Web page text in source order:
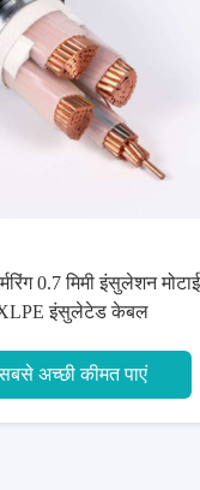
0.7 मिमी इंसुलेशन मोटाई
इंसुलेटेड केबल
अच्छी कीमत पाएं